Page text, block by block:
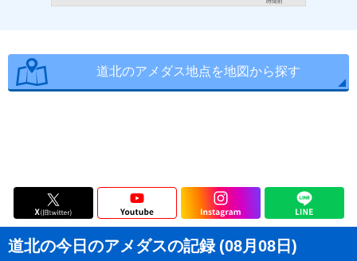
道北のアメダス地点を地図から探す
道北の今日のアメダスの記録 (08月08日)